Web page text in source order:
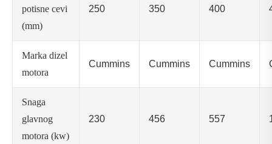
potisne cevi
(mm)
250 350 400
Marka dizel
motora
Cummins Cummins Cummins
Snaga
glavnog
motora (kw)
230 456 557